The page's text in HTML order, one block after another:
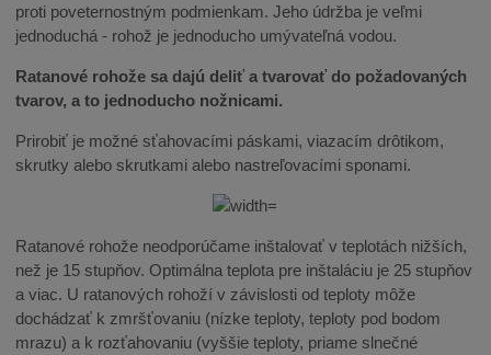
proti poveternostným podmienkam. Jeho údržba je veľmi
jednoduchá - rohož je jednoducho umývateľná vodou.
Ratanové rohože sa dajú deliť a tvarovať do požadovaných
tvarov, a to jednoducho nožnicami.
Prirobiť je možné sťahovacími páskami, viazacím drôtikom,
skrutky alebo skrutkami alebo nastreľovacími sponami.
Ratanové rohože neodporúčame inštalovať v teplotách nižších,
než je 15 stupňov. Optimálna teplota pre inštaláciu je 25 stupňov
a viac. U ratanových rohoží v závislosti od teploty môže
dochádzať k zmršťovaniu (nízke teploty, teploty pod bodom
mrazu) a k rozťahovaniu (vyššie teploty, priame slnečné